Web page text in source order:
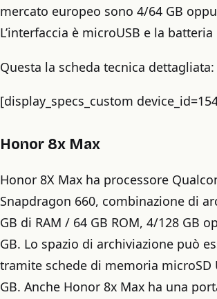
mercato europeo sono 4/64 GB
L’interfaccia è microUSB e la
Questa la scheda tecnica dettagliata:
[display_specs_custom
Honor 8x Max
Honor 8X Max ha processore
Snapdragon 660, combinazione di
GB di RAM / 64 GB ROM, 4/128 GB
GB. Lo spazio di archiviazione può
tramite schede di memoria microSD
GB. Anche Honor 8x Max ha una